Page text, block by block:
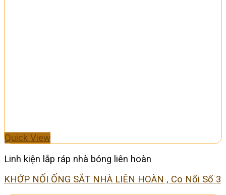
Quick View
Linh kiện lắp ráp nhà bóng liên hoàn
KHỚP NỐI ỐNG SẮT NHÀ LIÊN HOÀN , Co Nối Số 3